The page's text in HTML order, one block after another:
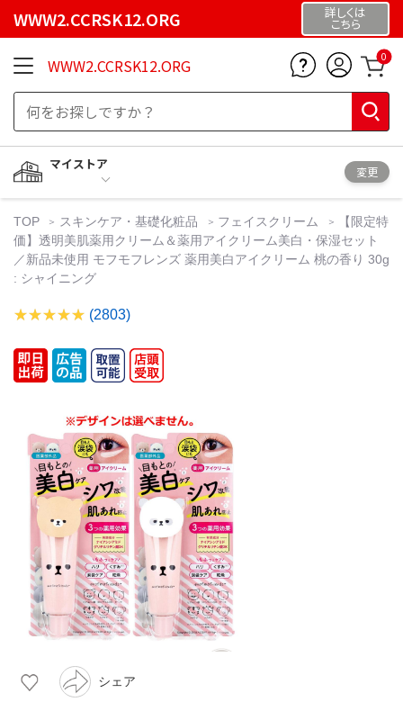
WWW2.CCRSK12.ORG 詳しくは
こちら
WWW2.CCRSK12.ORG 0
マイストア
変更
TOP スキンケア・基礎化粧品 フェイスクリーム
【限定特
価】透明美肌薬用クリーム＆薬用アイクリーム美白・保湿セット
／新品未使用 モフモフレンズ 薬用美白アイクリーム 桃の香り 30g
: シャイニング
(2803)
シェア